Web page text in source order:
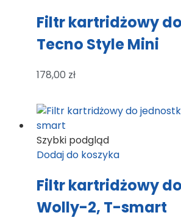
Filtr kartridżowy
Tecno Style Mini
178,00 zł
Szybki podgląd
Dodaj do koszyka
Filtr kartridżowy
Wolly-2, T-smart